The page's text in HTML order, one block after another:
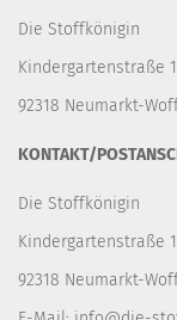
Die Stoffkönigin
Kindergartenstraße
92318 Neumarkt-
KONTAKT/
Die Stoffkönigin
Kindergartenstraße
92318 Neumarkt-